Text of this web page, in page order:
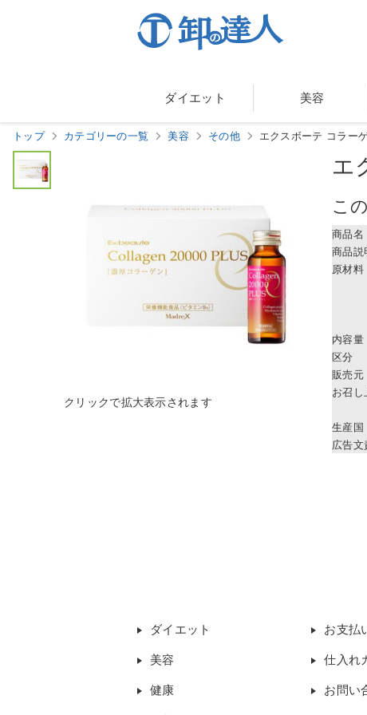
ダイエット 美容
トップ カテゴリーの一覧 美容 その他 エクスボーテ コラー
エ
こ
商品名
商品説
原材料
内容量
区分
販売元
お召し
生産国
広告文
ダイエット
美容
健康
お支払
仕入れ
お問い